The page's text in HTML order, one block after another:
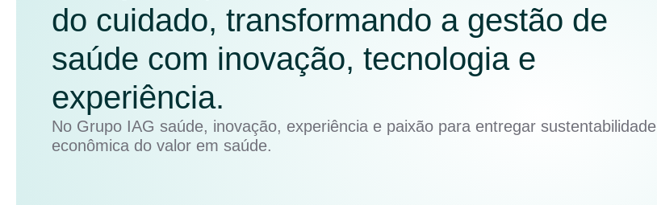
do cuidado, transformando a gestão de
saúde com inovação, tecnologia e
experiência.
No Grupo IAG saúde, inovação, experiência e paixão para entregar sustentabilidade
econômica do valor em saúde.